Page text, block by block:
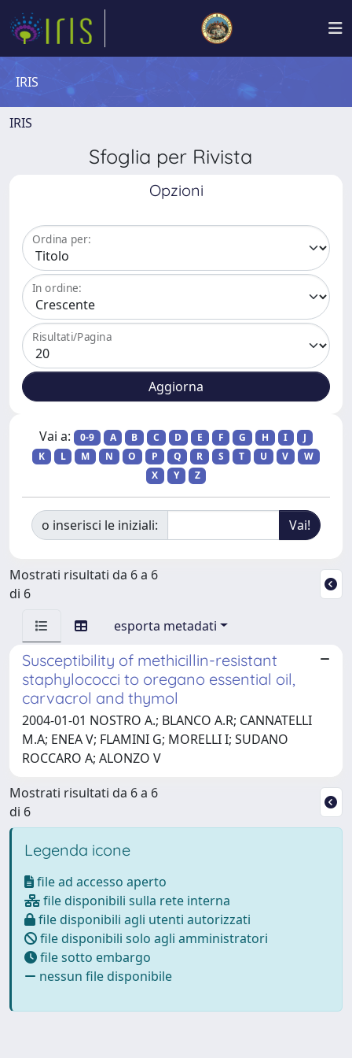
IRIS
IRIS
Sfoglia per Rivista
Opzioni
Ordina per:
In ordine:
Risultati/Pagina
Vai a: 0-9 A B C D E F G H I
J
K
L M N O P Q R S T U V
W
X
Y Z
o inserisci le iniziali:
Mostrati risultati da 6 a 6
di 6
esporta metadati
Susceptibility of methicillin-resistant
staphylococci to oregano essential oil,
carvacrol and thymol
2004-01-01 NOSTRO A.; BLANCO A.R; CANNATELLI
M.A; ENEA V; FLAMINI G; MORELLI I; SUDANO
ROCCARO A; ALONZO V
Mostrati risultati da 6 a 6
di 6
Legenda icone
file ad accesso aperto
file disponibili sulla rete interna
file disponibili agli utenti autorizzati
file disponibili solo agli amministratori
file sotto embargo
nessun file disponibile